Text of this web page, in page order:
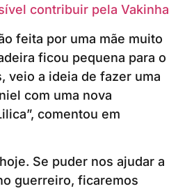
contribuir pela Vakinha
feita por uma mãe muito
ficou pequena para o
veio a ideia de fazer uma
com uma nova
comentou em
Se puder nos ajudar a
guerreiro, ficaremos